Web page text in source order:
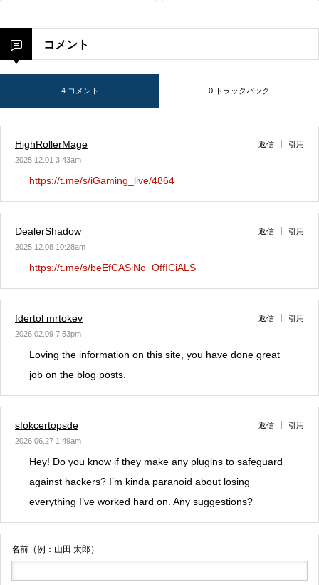
コメント
4 コメント 0 トラックバック
HighRollerMage
2025.12.01 3:43am
返信 引用
https://t.me/s/iGaming_live/4864
DealerShadow
2025.12.08 10:28am
返信 引用
https://t.me/s/beEfCASiNo_OffICiALS
fdertol mrtokev
2026.02.09 7:53pm
返信 引用
Loving the information on this site, you have done great
job on the blog posts.
sfokcertopsde
2026.06.27 1:49am
返信 引用
Hey! Do you know if they make any plugins to safeguard
against hackers? I’m kinda paranoid about losing
everything I’ve worked hard on. Any suggestions?
名前（例：山田 太郎）